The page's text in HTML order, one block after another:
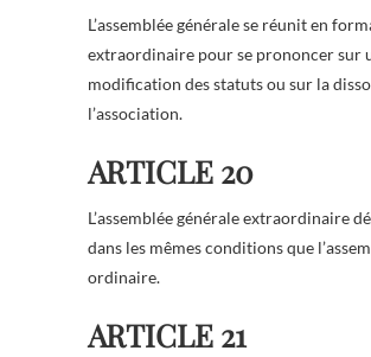
L’assemblée générale se réunit en
extraordinaire pour se prononcer sur
modification des statuts ou sur la
l’association.
ARTICLE 20
L’assemblée générale extraordinaire
dans les mêmes conditions que
ordinaire.
ARTICLE 21